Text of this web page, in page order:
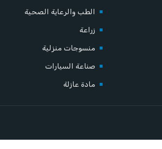
الطب والرعاية الصحية
زراعة
منسوجات منزلية
صناعة السيارات
مادة عازلة